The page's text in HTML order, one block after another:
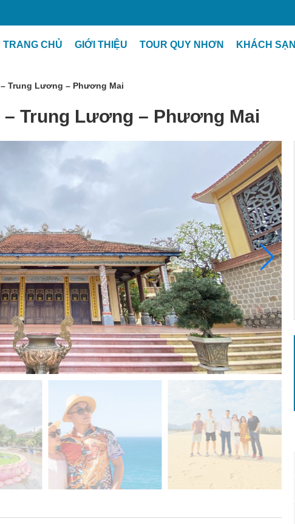
TRANG CHỦ GIỚI THIỆU TOUR QUY NHƠN KHÁCH SẠN
Trung Lương – Phương Mai
Trung Lương – Phương Mai